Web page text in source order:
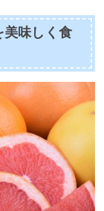
美味しく食